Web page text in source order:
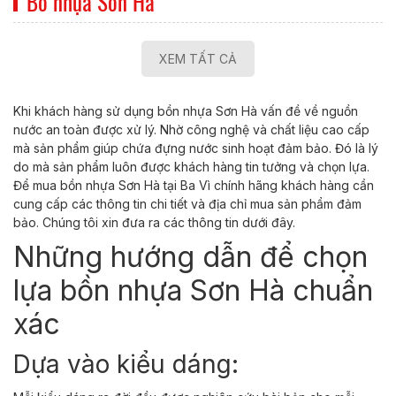
XEM TẤT CẢ
Khi khách hàng sử dụng bồn nhựa Sơn Hà vấn đề về nguồn
nước an toàn được xử lý. Nhờ công nghệ và chất liệu cao cấp
mà sản phẩm giúp chứa đựng nước sinh hoạt đảm bảo. Đó là lý
do mà sản phẩm luôn được khách hàng tin tưởng và chọn lựa.
Để mua bồn nhựa Sơn Hà tại Ba Vì chính hãng khách hàng cần
cung cấp các thông tin chi tiết và địa chỉ mua sản phẩm đảm
bảo. Chúng tôi xin đưa ra các thông tin dưới đây.
Những hướng dẫn để chọn
lựa bồn nhựa Sơn Hà chuẩn
xác
Dựa vào kiểu dáng: